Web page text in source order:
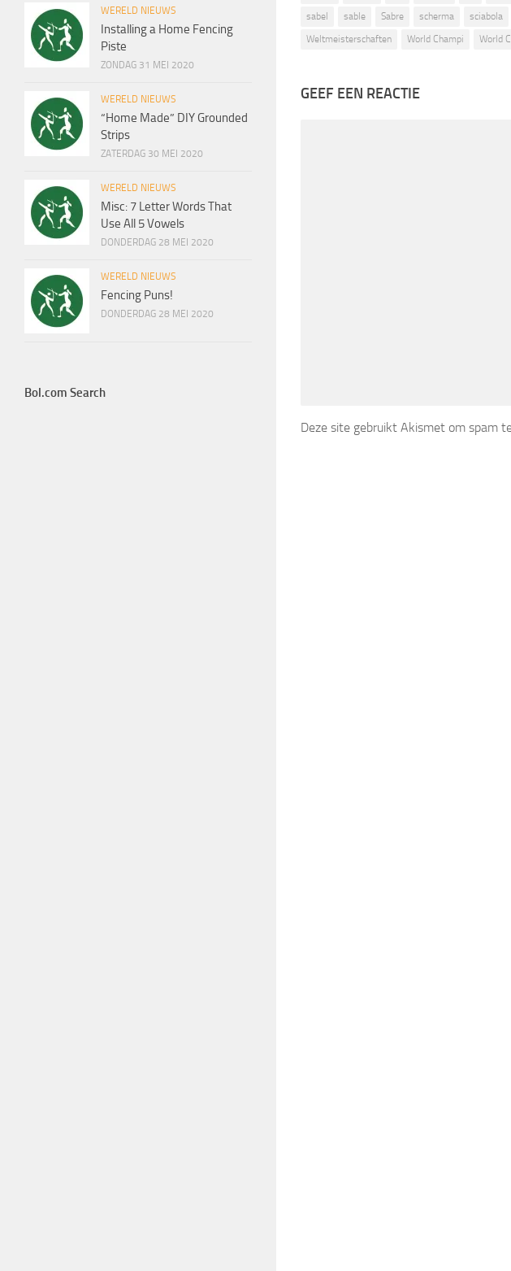
sabel
sable Sabre scherma sciabola
Weltmeisterschaften
World Champi World
GEEF EEN REACTIE
Deze site gebruikt Akismet om spam
WERELD NIEUWS
Installing a Home Fencing
Piste
ZONDAG 31 MEI 2020
WERELD NIEUWS
“Home Made” DIY Grounded
Strips
ZATERDAG 30 MEI 2020
WERELD NIEUWS
Misc: 7 Letter Words That
Use All 5 Vowels
DONDERDAG 28 MEI 2020
WERELD NIEUWS
Fencing Puns!
DONDERDAG 28 MEI 2020
Bol.com Search